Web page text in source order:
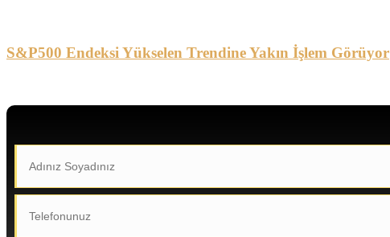
S&P500 Endeksi Yükselen Trendine Yakın İşlem Görüyor